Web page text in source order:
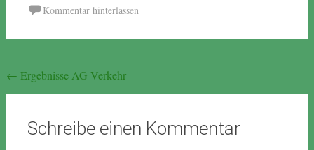
Kommentar hinterlassen
Beitragsnavigation
← Ergebnisse AG Verkehr
Schreibe einen Kommentar